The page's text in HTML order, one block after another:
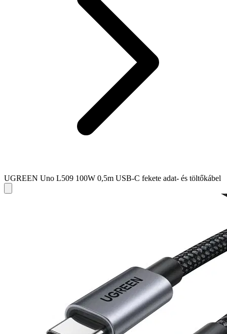
UGREEN Uno L509 100W 0,5m USB-C fekete adat- és töltőkábel